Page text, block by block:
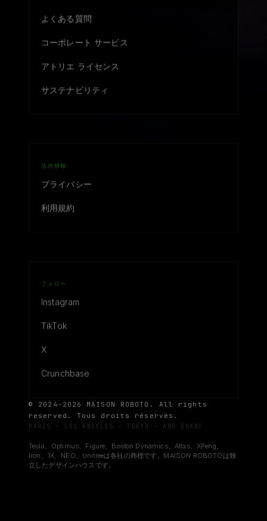
よくある質問
コーポレート サービス
アトリエ ライセンス
サステナビリティ
法的情報
プライバシー
利用規約
フォロー
Instagram
TikTok
X
Crunchbase
© 2024–2026 MAISON ROBOTO. All rights
reserved. Tous droits réservés.
PARIS · LOS ANGELES · TOKYO · ABU DHABI
Tesla、Optimus、Figure、Boston Dynamics、Atlas、XPeng、
Iron、1X、NEO、Unitreeは各社の商標です。MAISON ROBOTOは独
立したデザインハウスです。